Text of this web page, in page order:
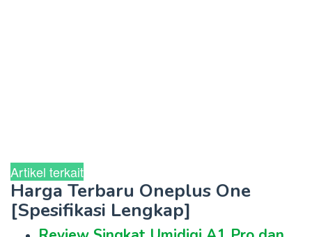
Artikel terkait
Harga Terbaru Oneplus One
[Spesifikasi Lengkap]